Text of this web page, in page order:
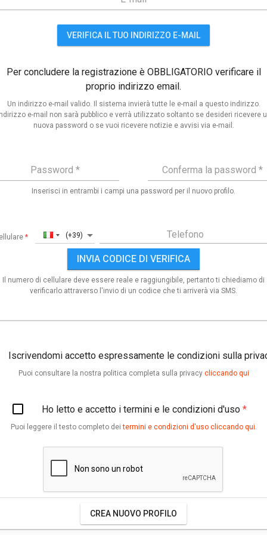
VERIFICA IL TUO INDIRIZZO E-MAIL
Per concludere la registrazione è OBBLIGATORIOverificare il
proprio indirizzo email.
Un indirizzo e-mail valido. Il sistema invierà tutte le e-mail a questo indirizzo.
e-mail non sarà pubblico e verrà utilizzato soltanto se desideri ricevere
nuova password o se vuoi ricevere notizie e avvisi via e-mail.
Password Conferma la
Inserisci in entrambi i campi una password per il nuovo profilo.
*
(+39)
Telefono
Il numero di cellulare deve essere reale e raggiungibile, pertanto ti chiediamo di
verificarlo attraverso l'invio di un codice che ti arriverà via SMS.
Iscrivendomi accetto espressamente le condizioni sulla
Puoi consultare la nostra politica completa sulla privacy cliccando qui
Ho letto e accetto i termini e le condizioni d'uso *
Puoi leggere il testo completo deitermini e condizioni d'uso cliccando qui